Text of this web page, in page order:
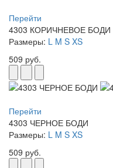
Перейти
4303 КОРИЧНЕВОЕ БОДИ
Размеры: L M S XS
509 руб.
Перейти
4303 ЧЕРНОЕ БОДИ
Размеры: L M S XS
509 руб.